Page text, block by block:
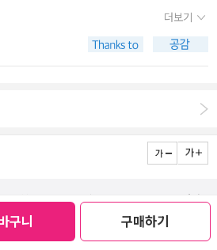
구니 구매하기
으면서 4인승 봅슬레이 경기 하는 것 같
해주는 것 같았는데, 잠깐 사이에 자리
케이블 채널의 드라마로 돌아가 있었
다르긴 합니다. 얼마전 쇼트트랙 여자 계
만 그 날은 올림픽 경기 보겠다는 사람
이는 아니고 조금) 드라마를 빨리 보고
스에선 3월 초로 다가온 선거 관련 뉴스
로나19 관련 뉴스도 나오긴 하지만, 이전
더보기
회사 소개 출판사 안내 PC 버전
라딘커뮤니케이션